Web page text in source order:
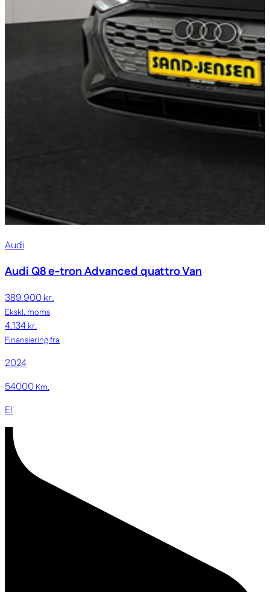
Audi
Audi Q8 e-tronAdvanced quattro Van
389.900 kr.
Ekskl. moms
4.134kr.
Finansiering fra
2024
54000Km.
El